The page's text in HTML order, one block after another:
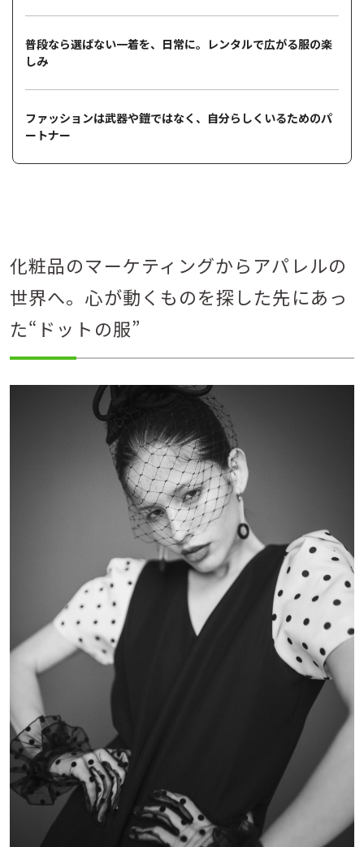
普段なら選ばない一着を、日常に。レンタルで広がる服の楽
しみ
ファッションは武器や鎧ではなく、自分らしくいるためのパ
ートナー
化粧品のマーケティングからアパレルの
世界へ。心が動くものを探した先にあっ
た“ドットの服”